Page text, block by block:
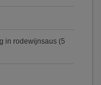
in rodewijnsaus (5